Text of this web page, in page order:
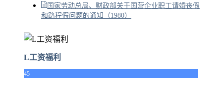
国家劳动总局、财政部关于国营企业职工请婚丧假
和路程假问题的通知（1980）
L工资福利
45